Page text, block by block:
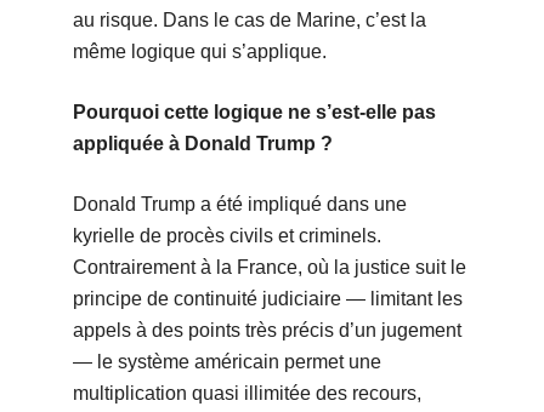
au risque. Dans le cas de Marine, c’est la
même logique qui s’applique.
Pourquoi cette logique ne s’est-elle pas
appliquée à Donald Trump ?
Donald Trump a été impliqué dans une
kyrielle de procès civils et criminels.
Contrairement à la France, où la justice suit le
principe de continuité judiciaire — limitant les
appels à des points très précis d’un jugement
— le système américain permet une
multiplication quasi illimitée des recours,